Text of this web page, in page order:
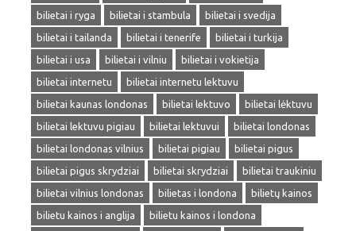
bilietai i ryga
bilietai i stambula
bilietai i svedija
bilietai i tailanda
bilietai i tenerife
bilietai i turkija
bilietai i usa
bilietai i vilniu
bilietai i vokietija
bilietai internetu
bilietai internetu lektuvu
bilietai kaunas londonas
bilietai lektuvo
bilietai lėktuvu
bilietai lektuvu pigiau
bilietai lektuvui
bilietai londonas
bilietai londonas vilnius
bilietai pigiau
bilietai pigus
bilietai pigus skrydziai
bilietai skrydziai
bilietai traukiniu
bilietai vilnius londonas
bilietas i londona
bilietų kainos
bilietu kainos i anglija
bilietu kainos i londona